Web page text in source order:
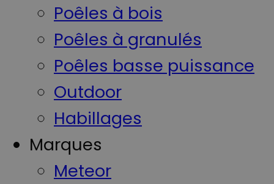
Poêles à bois
Poêles à granulés
Poêles basse puissance
Outdoor
Habillages
Marques
Meteor